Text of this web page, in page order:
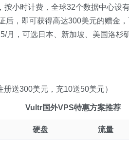
按小时计费，全球32个数据中心设
后，即可获得高达300美元的赠金
月，可选日本、新加坡、美国洛杉
册送300美元， 充10送50美元）
Vultr国外VPS特惠方案推荐
硬盘 流量